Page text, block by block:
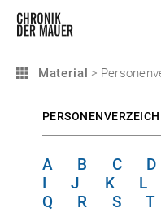
Material >
A B C D
I
J K L
Q
R S T